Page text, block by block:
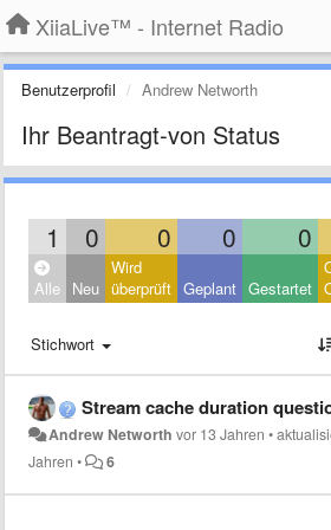
XiiaLive™ - Internet Radio
Benutzerprofil Andrew Networth
Ihr Beantragt-von Status
1 0 0 0 0
Alle Neu
Wird
überprüft Geplant Gestartet
Stichwort
Stream cache duration
Andrew Networth vor 13 Jahren •
Jahren • 6